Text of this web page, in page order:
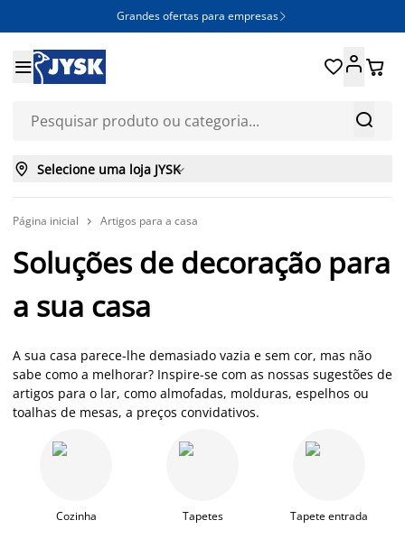
Grandes ofertas para empresas 


 
 Selecione uma loja JYSK
Página inicial  Artigos para a casa
Soluções de decoração para
a sua casa
A sua casa parece-lhe demasiado vazia e sem cor, mas não
sabe como a melhorar? Inspire-se com as nossas sugestões de
artigos para o lar, como almofadas, molduras, espelhos ou
toalhas de mesas, a preços convidativos.
Cozinha Tapetes Tapete entrada